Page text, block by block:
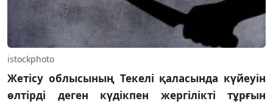
istockphoto
Жетісу облысының Текелі қаласында күйеуін
өлтірді деген күдікпен жергілікті тұрғын